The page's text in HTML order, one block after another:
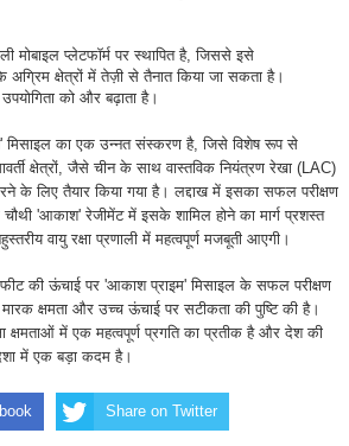
मोबाइल प्लेटफॉर्म पर स्थापित है, जिससे इसे
क्षेत्रों में तेज़ी से तैनात किया जा सकता है।
को और बढ़ाता है।
का एक उन्नत संस्करण है, जिसे विशेष रूप से
क्षेत्रों, जैसे चीन के साथ वास्तविक नियंत्रण रेखा (LAC)
के लिए तैयार किया गया है। लद्दाख में इसका सफल परीक्षण
'आकाश' रेजीमेंट में इसके शामिल होने का मार्ग प्रशस्त
वायु रक्षा प्रणाली में महत्वपूर्ण मजबूती आएगी।
की ऊंचाई पर 'आकाश प्राइम' मिसाइल के सफल परीक्षण
क्षमता और उच्च ऊंचाई पर सटीकता की पुष्टि की है।
क्षमताओं में एक महत्वपूर्ण प्रगति का प्रतीक है और देश की
में एक बड़ा कदम है।
Share on Twitter